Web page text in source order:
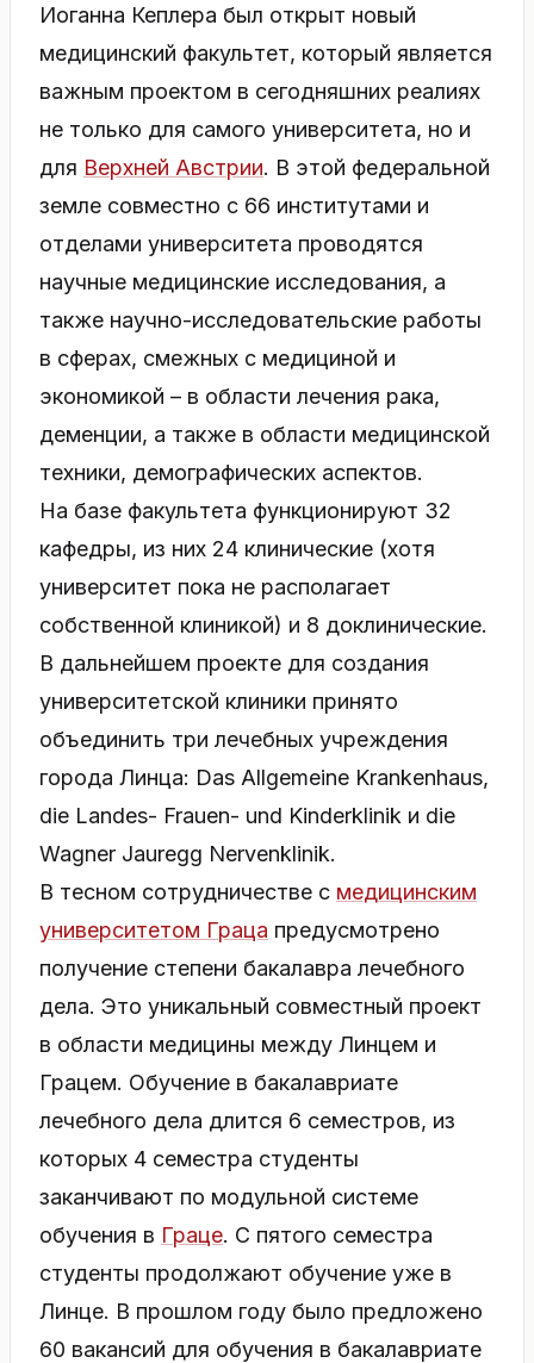
Иоганна Кеплера был открыт новый
медицинский факультет, который является
важным проектом в сегодняшних реалиях
не только для самого университета, но и
для Верхней Австрии. В этой федеральной
земле совместно с 66 институтами и
отделами университета проводятся
научные медицинские исследования, а
также научно-исследовательские работы
в сферах, смежных с медициной и
экономикой – в области лечения рака,
деменции, а также в области медицинской
техники, демографических аспектов.
На базе факультета функционируют 32
кафедры, из них 24 клинические (хотя
университет пока не располагает
собственной клиникой) и 8 доклинические.
В дальнейшем проекте для создания
университетской клиники принято
объединить три лечебных учреждения
города Линца: Das Allgemeine Krankenhaus,
die Landes- Frauen- und Kinderklinik и die
Wagner Jauregg Nervenklinik.
В тесном сотрудничестве с медицинским
университетом Граца предусмотрено
получение степени бакалавра лечебного
дела. Это уникальный совместный проект
в области медицины между Линцем и
Грацем. Обучение в бакалавриате
лечебного дела длится 6 семестров, из
которых 4 семестра студенты
заканчивают по модульной системе
обучения в Граце. С пятого семестра
студенты продолжают обучение уже в
Линце. В прошлом году было предложено
60 вакансий для обучения в бакалавриате